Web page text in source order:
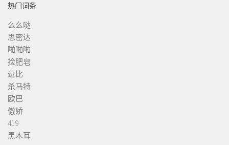
热门词条
么么哒
思密达
啪啪啪
捡肥皂
逗比
杀马特
欧巴
傲娇
419
黑木耳